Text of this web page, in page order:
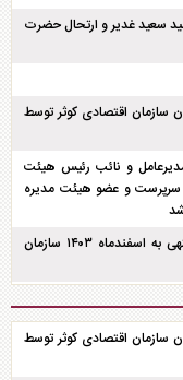
سعید غدیر و ارتحال حضرت
سازمان اقتصادی کوثر توسط
و نائب رئیس هیئت
سرپرست و عضو هیئت مدیره
مجمع عمومی عادی بطور فوق‌العاده سال مالی منتهی به اسفند‌ماه ۱۴۰۳ سازمان
سازمان اقتصادی کوثر توسط